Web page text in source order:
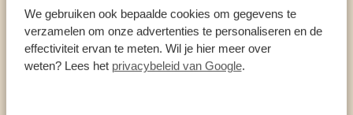
We gebruiken ook bepaalde cookies om gegevens te
verzamelen om onze advertenties te personaliseren en de
effectiviteit ervan te meten. Wil je hier meer over
weten? Lees het privacybeleid van Google.
ONZE SPECIALISTEN STAAN VOOR JE KLAAR